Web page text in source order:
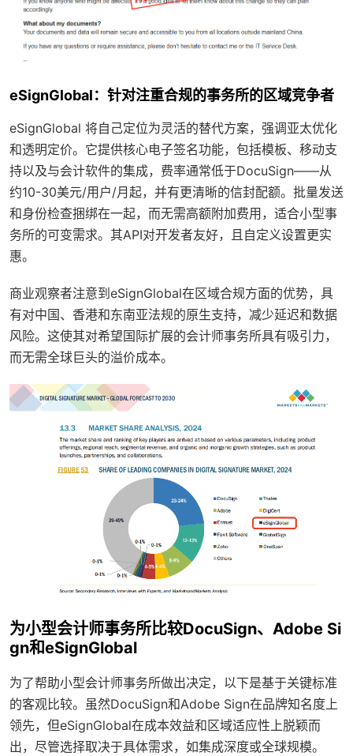
eSignGlobal：针对注重合规的事务所的区域竞争者
eSignGlobal 将自己定位为灵活的替代方案，强调亚太优化
和透明定价。它提供核心电子签名功能，包括模板、移动支
持以及与会计软件的集成，费率通常低于DocuSign——从
约10-30美元/用户/月起，并有更清晰的信封配额。批量发送
和身份检查捆绑在一起，而无需高额附加费用，适合小型事
务所的可变需求。其API对开发者友好，且自定义设置更实
惠。
商业观察者注意到eSignGlobal在区域合规方面的优势，具
有对中国、香港和东南亚法规的原生支持，减少延迟和数据
风险。这使其对希望国际扩展的会计师事务所具有吸引力，
而无需全球巨头的溢价成本。
为小型会计师事务所比较DocuSign、Adobe Si
gn和eSignGlobal
为了帮助小型会计师事务所做出决定，以下是基于关键标准
的客观比较。虽然DocuSign和Adobe Sign在品牌知名度上
领先，但eSignGlobal在成本效益和区域适应性上脱颖而
出，尽管选择取决于具体需求，如集成深度或全球规模。